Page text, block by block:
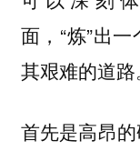
面，“炼”出
其艰难的道路
首先是高昂